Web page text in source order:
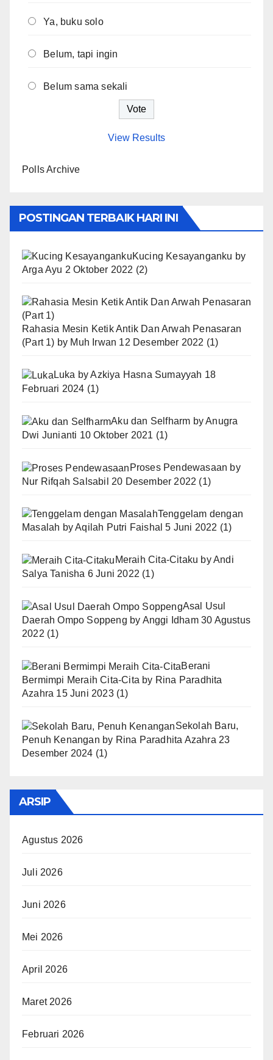
Ya, buku solo
Belum, tapi ingin
Belum sama sekali
View Results
Polls Archive
POSTINGAN TERBAIK HARI INI
Kucing Kesayanganku by
Arga Ayu 2 Oktober 2022 (2)
Rahasia Mesin Ketik Antik Dan Arwah Penasaran
(Part 1) by Muh Irwan 12 Desember 2022 (1)
Luka byAzkiya Hasna Sumayyah 18
Februari 2024 (1)
Aku dan Selfharm byAnugra
Dwi Junianti 10 Oktober 2021 (1)
Proses Pendewasaan by
Nur Rifqah Salsabil
20 Desember 2022 (1)
Tenggelam dengan
Masalah byAqilah Putri Faishal 5 Juni 2022 (1)
Meraih Cita-Citaku byAndi
Salya Tanisha 6 Juni 2022 (1)
Asal Usul
Daerah Ompo Soppeng by Anggi Idham 30 Agustus
2022 (1)
Berani
Bermimpi Meraih Cita-Cita by Rina Paradhita
Azahra 15 Juni 2023 (1)
Sekolah Baru,
Penuh Kenangan by Rina Paradhita Azahra 23
Desember 2024 (1)
ARSIP
Agustus 2026
Juli 2026
Juni 2026
Mei 2026
April 2026
Maret 2026
Februari 2026